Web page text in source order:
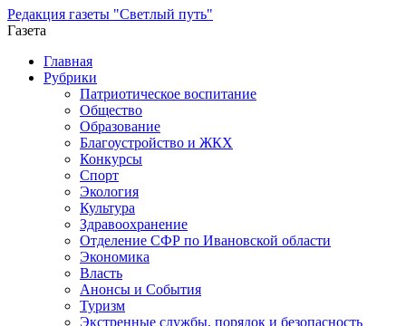
Редакция газеты "Светлый путь"
Газета
Промотать
содержимому
Главная
Рубрики
Патриотическое воспитание
Общество
Образование
Благоустройство и ЖКХ
Конкурсы
Спорт
Экология
Культура
Здравоохранение
Отделение СФР по Ивановской области
Экономика
Власть
Анонсы и События
Туризм
Экстренные службы, порядок и безопасность